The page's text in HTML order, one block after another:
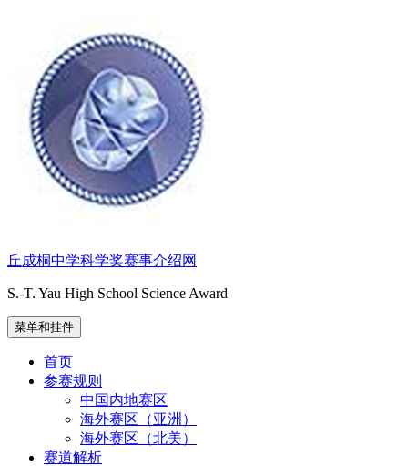
丘成桐中学科学奖赛事介绍网
S.-T. Yau High School Science Award
菜单和挂件
首页
参赛规则
中国内地赛区
海外赛区（亚洲）
海外赛区（北美）
赛道解析